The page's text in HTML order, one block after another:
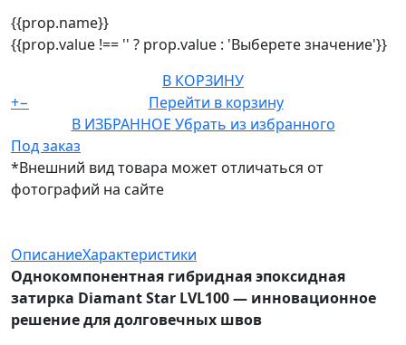
{{prop.name}}
{{prop.value !== '' ? prop.value : 'Выберете значение'}}
В КОРЗИНУ
+−
Перейти в корзину
В ИЗБРАННОЕ Убрать из избранного
Под заказ
*Внешний вид товара может отличаться от
фотографий на сайте
ОписаниеХарактеристики
Однокомпонентная гибридная эпоксидная
затирка Diamant Star LVL100 — инновационное
решение для долговечных швов